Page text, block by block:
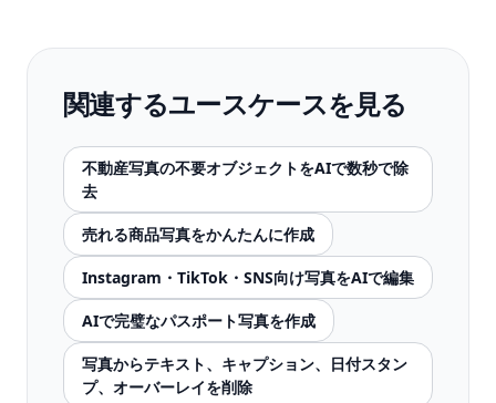
関連するユースケースを見る
不動産写真の不要オブジェクトをAIで数秒で除
去
売れる商品写真をかんたんに作成
Instagram・TikTok・SNS向け写真をAIで編集
AIで完璧なパスポート写真を作成
写真からテキスト、キャプション、日付スタン
プ、オーバーレイを削除